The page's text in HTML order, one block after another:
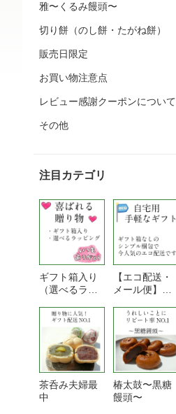
雅〜くるみ饅頭〜
切り餅（のし餅・たがね餅）
販売日限定
お買い物注意点
レビュー感謝クーポンについて
その他
注目カテゴリ
ギフト箱入り
（選べるラッ
【エコ配送・
メール便】自
ギフト
茶呑み夫婦最
中
椿太鼓〜黒糖
饅頭〜